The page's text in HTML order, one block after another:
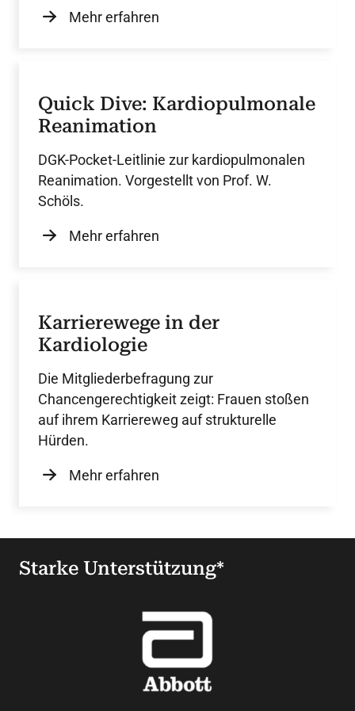
Mehr erfahren
Quick Dive: Kardiopulmonale
Reanimation
DGK-Pocket-Leitlinie zur kardiopulmonalen
Reanimation. Vorgestellt von Prof. W.
Schöls.
Mehr erfahren
Karrierewege in der
Kardiologie
Die Mitgliederbefragung zur
Chancengerechtigkeit zeigt: Frauen stoßen
auf ihrem Karriereweg auf strukturelle
Hürden.
Mehr erfahren
Starke Unterstützung*